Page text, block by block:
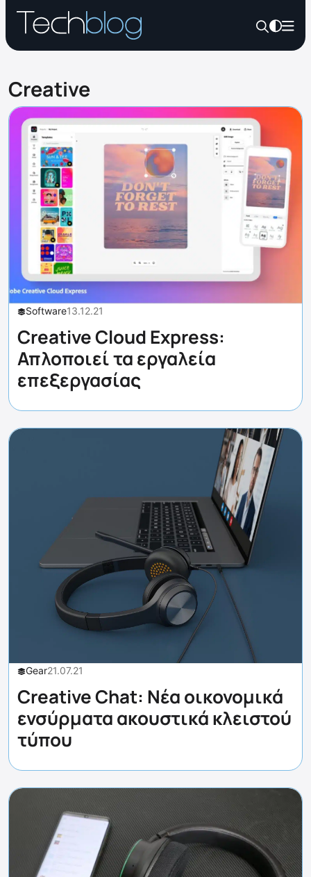
Creative
Software13.12.21
Creative Cloud Express:
Απλοποιεί τα εργαλεία
επεξεργασίας
Gear21.07.21
Creative Chat: Νέα οικονομικά
ενσύρματα ακουστικά κλειστού
τύπου